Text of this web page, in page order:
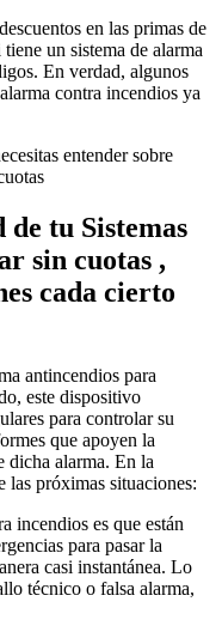
en las primas de
un sistema de alarma
En verdad, algunos
contra incendios ya
entender sobre
tu Sistemas
sin cuotas ,
cada cierto
antincendios para
este dispositivo
para controlar su
que apoyen la
dicha alarma. En la
las próximas situaciones:
incendios es que están
para pasar la
casi instantánea. Lo
técnico o falsa alarma,